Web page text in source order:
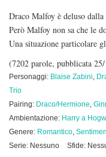
Draco Malfoy è deluso
Però Malfoy non sa che le
Una situazione particolare
(7202 parole, pubblicata
Personaggi: Blaise Zabini,
Trio
Pairing: Draco/Hermione,
Ambientazione: Harry a
Genere: Romantico,
Serie: Nessuno
Sfide: